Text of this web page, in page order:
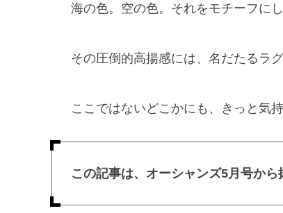
海の色。空の色。それをモチーフに
その圧倒的高揚感には、名だたるラ
ここではないどこかにも、きっと気
この記事は、オーシャンズ5月号から